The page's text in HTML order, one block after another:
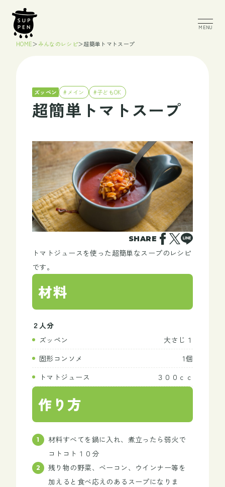
MENU
HOME＞みんなのレシピ＞超簡単トマトスープ
ズッペン #メイン #子どもOK
超簡単トマトスープ
SHARE
トマトジュースを使った超簡単なスープのレシピ
です。
材料
２人分
ズッペン
大さじ１
固形コンソメ
1個
トマトジュース
３００ｃｃ
作り方
材料すべてを鍋に入れ、煮立ったら弱火で
コトコト１０分
残り物の野菜、ベーコン、ウインナー等を
加えると食べ応えのあるスープになりま